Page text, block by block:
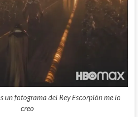
un fotograma del Rey Escorpión me lo
creo